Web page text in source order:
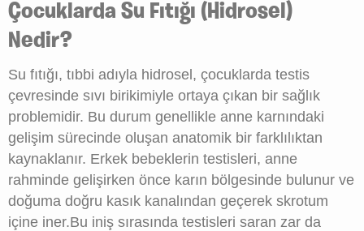
Çocuklarda Su Fıtığı (Hidrosel)
Nedir?
Su fıtığı, tıbbi adıyla hidrosel, çocuklarda testis
çevresinde sıvı birikimiyle ortaya çıkan bir sağlık
problemidir. Bu durum genellikle anne karnındaki
gelişim sürecinde oluşan anatomik bir farklılıktan
kaynaklanır. Erkek bebeklerin testisleri, anne
rahminde gelişirken önce karın bölgesinde bulunur ve
doğuma doğru kasık kanalından geçerek skrotum
içine iner.Bu iniş sırasında testisleri saran zar da